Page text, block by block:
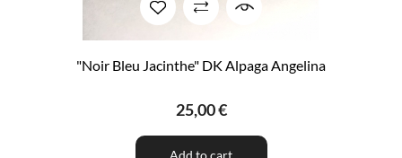
"Noir Bleu Jacinthe" DK Alpaga Angelina
25,00 €
Add to cart